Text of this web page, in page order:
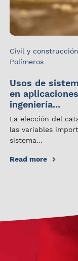
Civil y construcción
Polímeros
Usos de
en
ingeniería...
La elección del
las variables
sistema...
Read more